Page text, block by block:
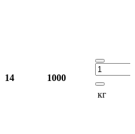
14
1000
кг